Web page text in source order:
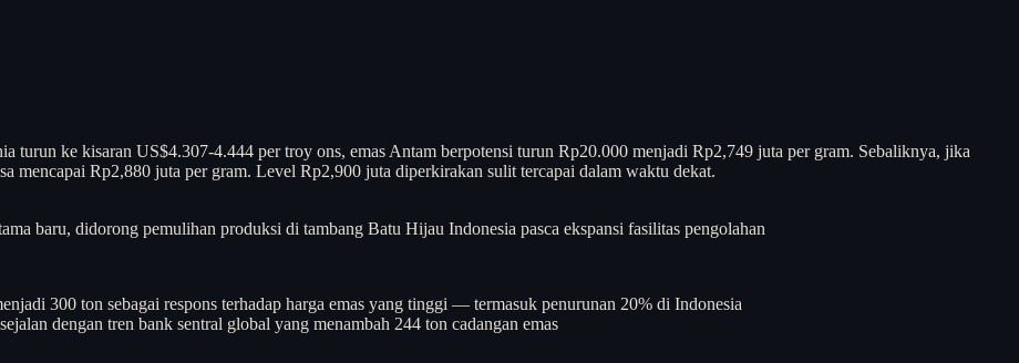
turun ke kisaran US$4.307-4.444 per troy ons, emas Antam berpotensi turun Rp20.000 menjadi Rp2,749 juta per gram. Sebaliknya, jika
mencapai Rp2,880 juta per gram. Level Rp2,900 juta diperkirakan sulit tercapai dalam waktu dekat.
baru, didorong pemulihan produksi di tambang Batu Hijau Indonesia pasca ekspansi fasilitas pengolahan
300 ton sebagai respons terhadap harga emas yang tinggi — termasuk penurunan 20% di Indonesia
dengan tren bank sentral global yang menambah 244 ton cadangan emas